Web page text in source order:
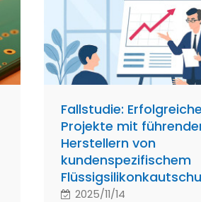
Fallstudie: Erfolgreiche
Projekte mit
Herstellern von
kundenspezifischem
2025/11/14